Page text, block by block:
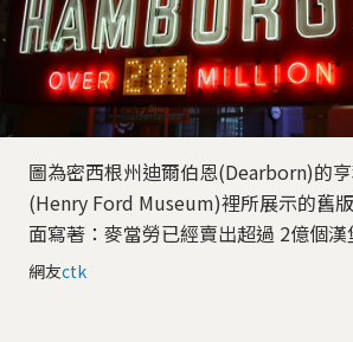
圖為密西根州迪爾伯恩(Dearborn)的
(Henry Ford Museum‎)裡所展示的舊
面寫著：麥當勞已經賣出超過 2億個漢
網友ctk